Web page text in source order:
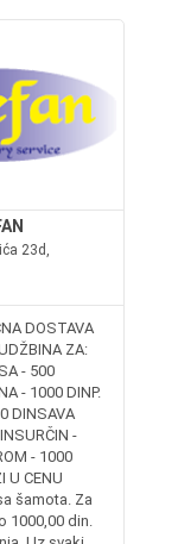
23d,
DOSTAVA
ZA:
- 500
- 1000 DINP.
DINSAVA
-
- 1000
U CENU
šamota. Za
1000,00 din.